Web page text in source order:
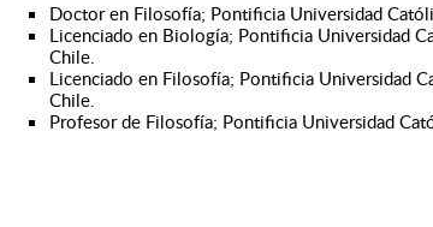
Doctor en Filosofía; Pontificia Universidad
Licenciado en Biología; Pontificia Universidad
Chile.
Licenciado en Filosofía; Pontificia Universidad
Chile.
Profesor de Filosofía; Pontificia Universidad